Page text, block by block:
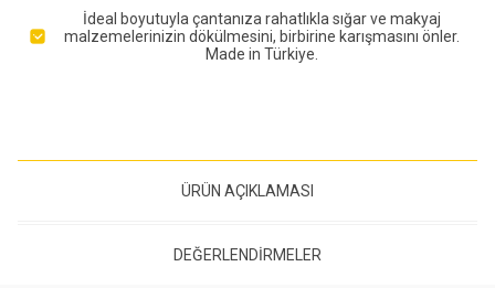
İdeal boyutuyla çantanıza rahatlıkla sığar ve makyaj
malzemelerinizin dökülmesini, birbirine karışmasını önler.
Made in Türkiye.
ÜRÜN AÇIKLAMASI
DEĞERLENDIRMELER